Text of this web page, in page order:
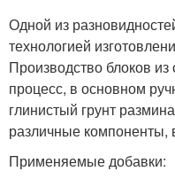
Одной из
технологией
Производство блоков
процесс, в основном
глинистый грунт
различные компоненты,
Применяемые добавки: